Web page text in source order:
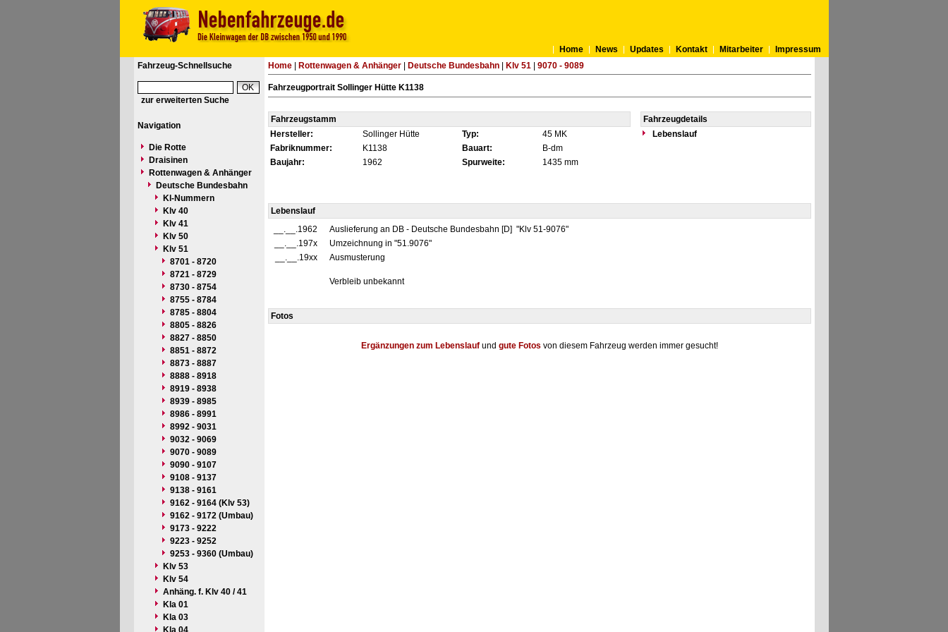
Home News Updates Kontakt Mitarbeiter
Impressum
Fahrzeug-Schnellsuche
zur erweiterten Suche
Navigation
Die Rotte
Draisinen
Rottenwagen & Anhänger
Deutsche Bundesbahn
Kl-Nummern
Klv 40
Klv 41
Klv 50
Klv 51
8701 - 8720
8721 - 8729
8730 - 8754
8755 - 8784
8785 - 8804
8805 - 8826
8827 - 8850
8851 - 8872
8873 - 8887
8888 - 8918
8919 - 8938
8939 - 8985
8986 - 8991
8992 - 9031
9032 - 9069
9070 - 9089
9090 - 9107
9108 - 9137
9138 - 9161
9162 - 9164 (Klv 53)
9162 - 9172 (Umbau)
9173 - 9222
9223 - 9252
9253 - 9360 (Umbau)
Klv 53
Klv 54
Anhäng. f. Klv 40 / 41
Kla 01
Kla 03
Kla 04
Home| Rottenwagen & Anhänger| Deutsche Bundesbahn| Klv 51| 9070 - 9089
Fahrzeugportrait Sollinger Hütte K1138
Fahrzeugstamm
Fahrzeugdetails
Hersteller:
Sollinger Hütte Typ: 45 MK
Lebenslauf
Fabriknummer:
K1138 Bauart:
B-dm
Baujahr:
1962 Spurweite: 1435 mm
Lebenslauf
__.__.1962
Auslieferung an DB - Deutsche Bundesbahn [D] "Klv 51-9076"
__.__.197x
Umzeichnung in "51.9076"
__.__.19xx
Ausmusterung
Verbleib unbekannt
Fotos
Ergänzungen zum Lebenslaufund gute Fotos von diesem Fahrzeug werden immer gesucht!